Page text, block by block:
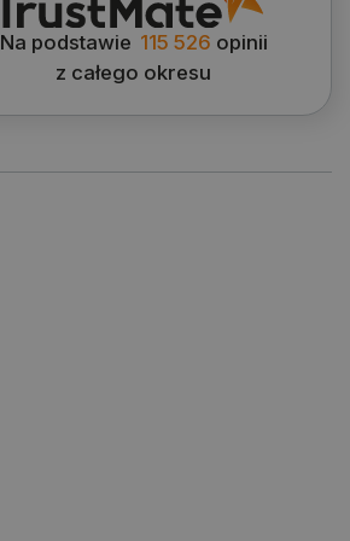
Na podstawie 115 526 opinii
z całego okresu
botland.com.pl